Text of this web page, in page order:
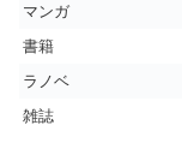
マンガ
書籍
ラノベ
雑誌